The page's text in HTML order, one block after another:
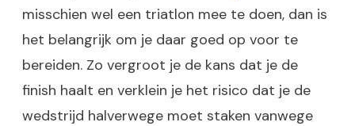
misschien wel een triatlon mee te doen, dan is
het belangrijk om je daar goed op voor te
bereiden. Zo vergroot je de kans dat je de
finish haalt en verklein je het risico dat je de
wedstrijd halverwege moet staken vanwege